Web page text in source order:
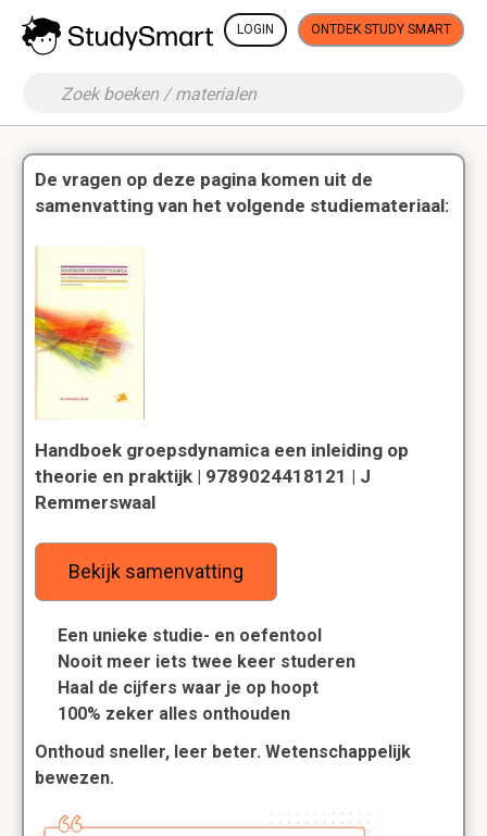
LOGIN ONTDEK STUDY SMART
De vragen op deze pagina komen uit de
samenvatting van het volgende studiemateriaal:
Handboek groepsdynamica een inleiding op
theorie en praktijk | 9789024418121 | J
Remmerswaal
Bekijk samenvatting
Een unieke studie- en oefentool
Nooit meer iets twee keer studeren
Haal de cijfers waar je op hoopt
100% zeker alles onthouden
Onthoud sneller, leer beter. Wetenschappelijk
bewezen.